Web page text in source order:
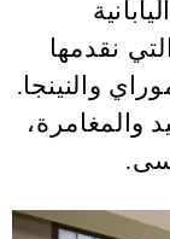
نقدمها
والنينجا.